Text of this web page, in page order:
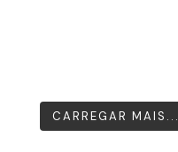
CARREGAR MAIS...